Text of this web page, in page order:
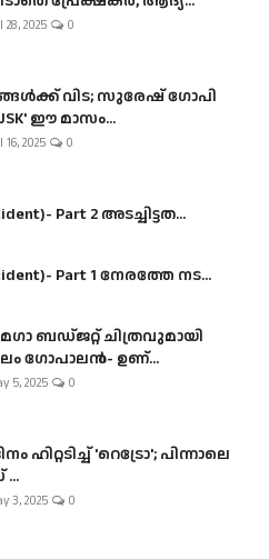
28, 2025 0
വിട; സുരേഷ് ഗോപി
ഈ മാസം...
16, 2025 0
Part 2 അടച്ചിട്ടത...
Part 1 നേരത്തേ നട...
ബഡ്ജറ്റ് ചിത്രവുമായി
ഗോപാലൻ- ഉണ്...
5, 2025 0
ഹിറ്റടിച്ച് 'റെട്രോ'; പിന്നാലെ
3, 2025 0